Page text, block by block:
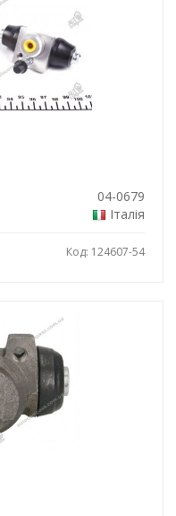
04-0679
Італія
Код: 124607-54